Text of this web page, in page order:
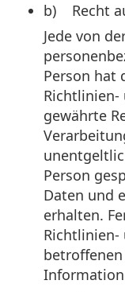
b) Recht
Jede von
Person hat
Richtlinien-
gewährte
Person
Daten und
erhalten.
Richtlinien-